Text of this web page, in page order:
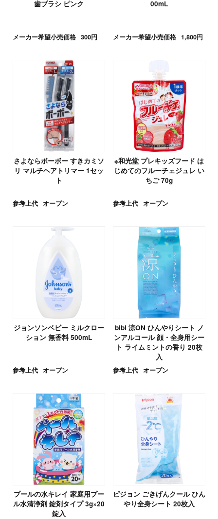
歯ブラシ ピンク
メーカー希望小売価格 300円
00mL
メーカー希望小売価格 1,800円
さよならボーボー すきカミソ
リ マルチヘアトリマー 1セッ
ト
参考上代 オープン
※和光堂 プレキッズフード は
じめてのフルーチェジュレ い
ちご 70g
参考上代 オープン
ジョンソンベビー ミルクロー
ション 無香料 500mL
参考上代 オープン
bibi 涼ON ひんやりシート ノ
ンアルコール 顔・全身用シー
ト ライムミントの香り 20枚
入
参考上代 オープン
プールの水キレイ 家庭用プー
ル水清浄剤 錠剤タイプ 3g×20
錠入
ピジョン ごきげんクール ひん
やり全身シート 20枚入